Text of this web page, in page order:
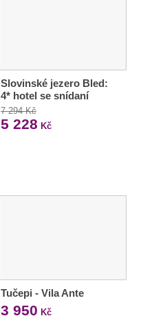
Slovinské jezero Bled:
4* hotel se snídaní
7 294 Kč
5 228 Kč
Tučepi - Vila Ante
3 950 Kč